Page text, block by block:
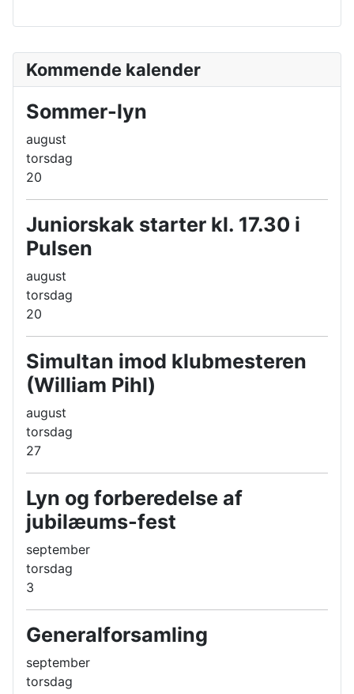
Kommende kalender
Sommer-lyn
august
torsdag
20
Juniorskak starter kl. 17.30 i
Pulsen
august
torsdag
20
Simultan imod klubmesteren
(William Pihl)
august
torsdag
27
Lyn og forberedelse af
jubilæums-fest
september
torsdag
3
Generalforsamling
september
torsdag